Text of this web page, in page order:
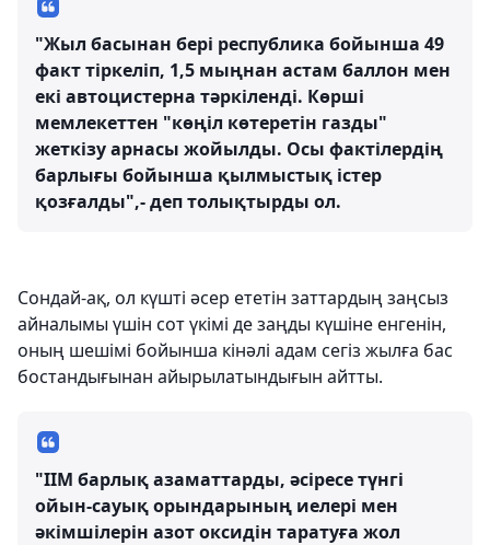
"Жыл басынан бері республика бойынша 49
факт тіркеліп, 1,5 мыңнан астам баллон мен
екі автоцистерна тәркіленді. Көрші
мемлекеттен "көңіл көтеретін газды"
жеткізу арнасы жойылды. Осы фактілердің
барлығы бойынша қылмыстық істер
қозғалды",- деп толықтырды ол.
Сондай-ақ, ол күшті әсер ететін заттардың заңсыз
айналымы үшін сот үкімі де заңды күшіне енгенін,
оның шешімі бойынша кінәлі адам сегіз жылға бас
бостандығынан айырылатындығын айтты.
"ІІМ барлық азаматтарды, әсіресе түнгі
ойын-сауық орындарының иелері мен
әкімшілерін азот оксидін таратуға жол